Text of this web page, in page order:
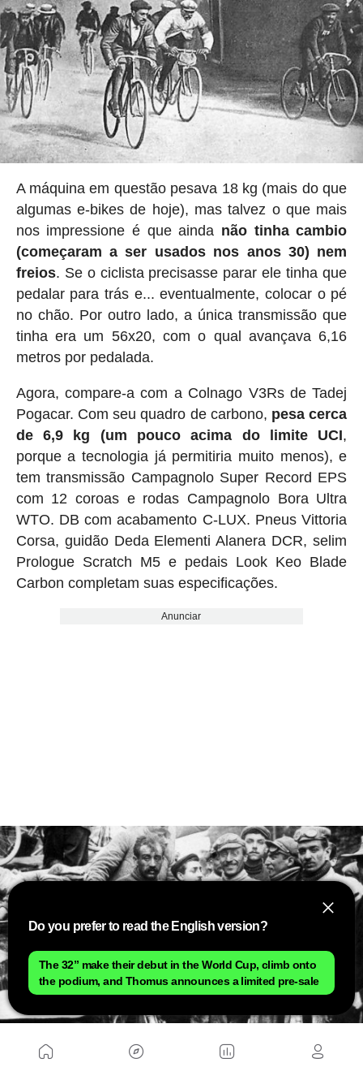
A máquina em questão pesava 18 kg (mais do que
algumas e-bikes de hoje), mas talvez o que mais
nos impressione é que ainda não tinha cambio
(começaram a ser usados nos anos 30) nem
freios. Se o ciclista precisasse parar ele tinha que
pedalar para trás e... eventualmente, colocar o pé
no chão. Por outro lado, a única transmissão que
tinha era um 56x20, com o qual avançava 6,16
metros por pedalada.
Agora, compare-a com a Colnago V3Rs de Tadej
Pogacar. Com seu quadro de carbono, pesa cerca
de 6,9 ​​kg (um pouco acima do limite UCI,
porque a tecnologia já permitiria muito menos), e
tem transmissão Campagnolo Super Record EPS
com 12 coroas e rodas Campagnolo Bora Ultra
WTO. DB com acabamento C-LUX. Pneus Vittoria
Corsa, guidão Deda Elementi Alanera DCR, selim
Prologue Scratch M5 e pedais Look Keo Blade
Carbon completam suas especificações.
Anunciar
Do you prefer to read the English version?
The 32” make their debut in the World Cup, climb onto
the podium, and Thomus announces a limited pre-sale